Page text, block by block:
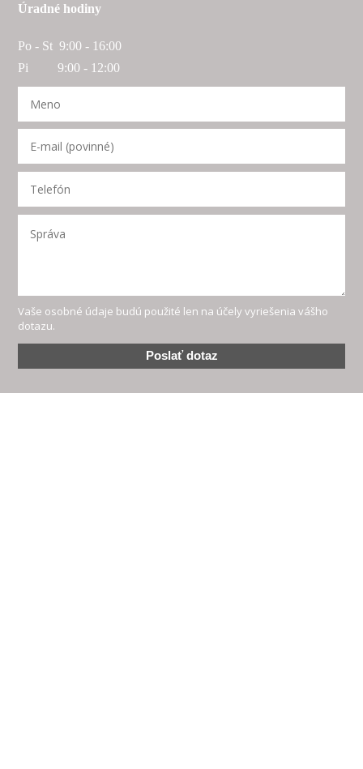
Úradné hodiny
Po - St 9:00 - 16:00
Pi 9:00 - 12:00
Vaše osobné údaje budú použité len na účely vyriešenia vášho
dotazu.
Poslať dotaz